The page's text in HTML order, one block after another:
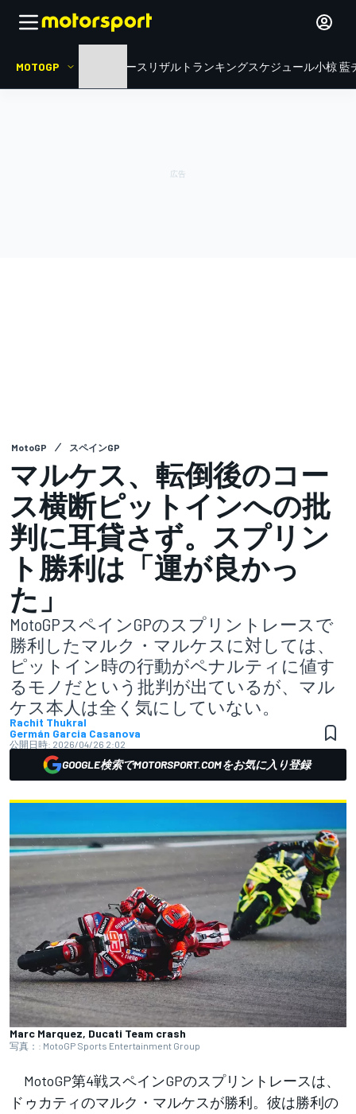
MOTOGP ニュース リザルト ランキングスケジュール小椋 藍
MotoGP スペインGP
マルケス、転倒後のコー
ス横断ピットインへの批
判に耳貸さず。スプリン
ト勝利は「運が良かっ
た」
MotoGPスペインGPのスプリントレースで
勝利したマルク・マルケスに対しては、
ピットイン時の行動がペナルティに値す
るモノだという批判が出ているが、マル
ケス本人は全く気にしていない。
Rachit Thukral
Germán Garcia Casanova
公開日時: 2026/04/26 2:02
GOOGLE検索でMOTORSPORT.COMをお気に入り登録
Marc Marquez, Ducati Team crash
写真：: MotoGP Sports Entertainment Group
MotoGP第4戦スペインGPのスプリントレースは、
ドゥカティのマルク・マルケスが勝利。彼は勝利の